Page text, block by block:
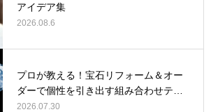
アイデア集
2026.08.6
プロが教える！宝石リフォーム＆オー
ダーで個性を引き出す組み合わせテ…
2026.07.30